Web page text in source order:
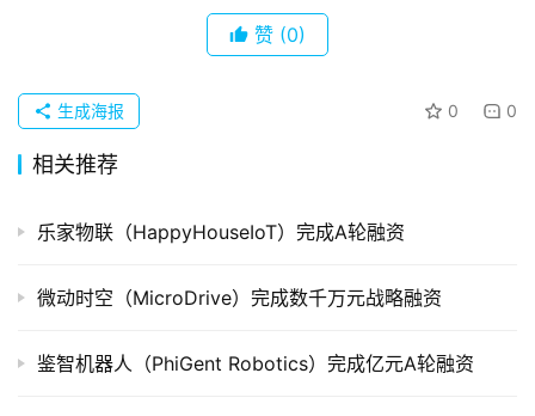
购
重
组
公
市
创
注册
赞 (0)
0 0
生成海报
相关推荐
乐家物联（HappyHouseIoT）完成A轮融资
微动时空（MicroDrive）完成数千万元战略融资
鉴智机器人（PhiGent Robotics）完成亿元A轮融资